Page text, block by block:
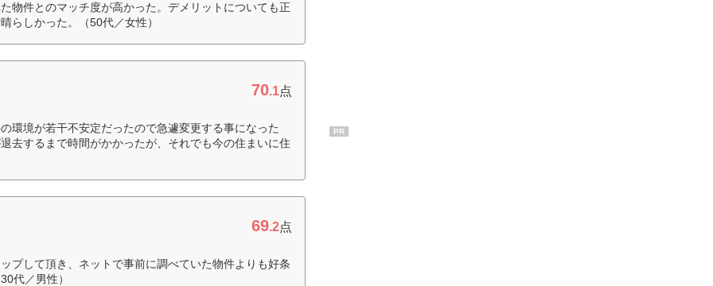
物件とのマッチ度が高かった。デメリットについても正
らしかった。（50代／女性）
70.1点
環境が若干不安定だったので急遽変更する事になった
去するまで時間がかかったが、それでも今の住まいに住
69.2点
プして頂き、ネットで事前に調べていた物件よりも好条
代／男性）
PR